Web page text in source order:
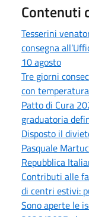
Contenuti
Tesserini
consegna
10 agosto
Tre giorni
con
Patto di Cura
graduatoria
Disposto il
Pasquale
Repubblica
Contributi alle
di centri estivi:
Sono aperte le